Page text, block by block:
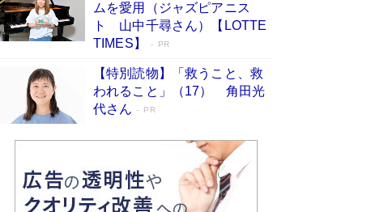
「不意に涙が出そうに…」高嶋政伸が明かし
た“13歳の娘を暴行する役”への葛藤 インティマ
シーコーディネーターに支えられたNHK『大奥』
Book Bang
ムを愛用（ジャズピアニス
ト 山中千尋さん）【LOTTE
TIMES】
PR
【特別読物】「救うこと、救
われること」（17） 角田光
代さん
PR